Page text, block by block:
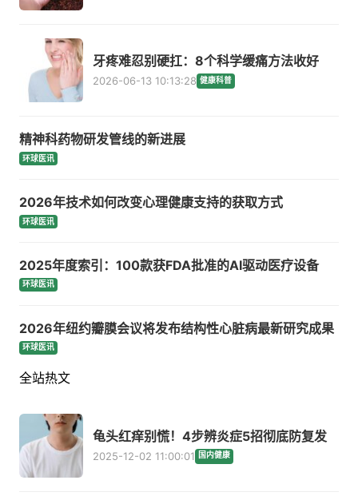
牙疼难忍别硬扛：8个科学缓痛方法收好
2026-06-13 10:13:28 健康科普
精神科药物研发管线的新进展
环球医讯
2026年技术如何改变心理健康支持的获取方式
环球医讯
2025年度索引：100款获FDA批准的AI驱动医疗设备
环球医讯
2026年纽约瓣膜会议将发布结构性心脏病最新研究成果
环球医讯
全站热文
龟头红痒别慌！4步辨炎症5招彻底防复发
2025-12-02 11:00:01 国内健康